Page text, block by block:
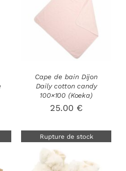
Cape de bain Dijon
Daily cotton candy
100×100 (Koeka)
25.00 €
Rupture de stock